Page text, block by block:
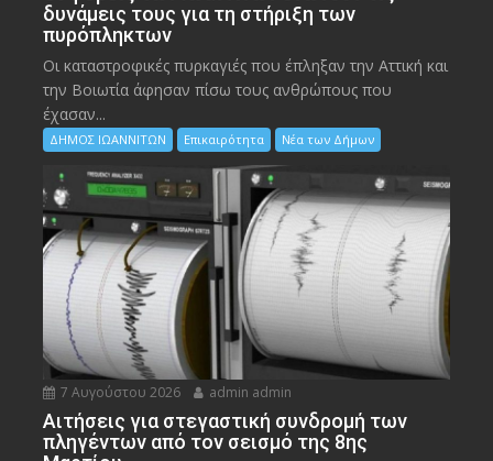
δυνάμεις τους για τη στήριξη των
πυρόπληκτων
Οι καταστροφικές πυρκαγιές που έπληξαν την Αττική και
την Bοιωτία άφησαν πίσω τους ανθρώπους που
έχασαν...
ΔΗΜΟΣ ΙΩΑΝΝΙΤΩΝ Επικαιρότητα Νέα των Δήμων
7 Αυγούστου 2026 admin admin
Αιτήσεις για στεγαστική συνδρομή των
πληγέντων από τον σεισμό της 8ης